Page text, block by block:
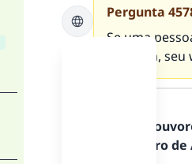
Pergunta
Se uma
descalça,
Todos os
Mensageiro